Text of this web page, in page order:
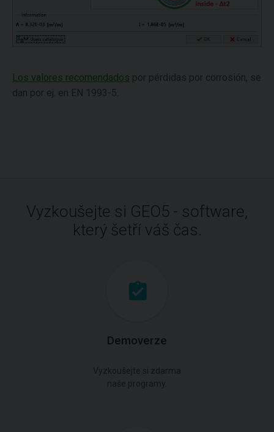
Los valores recomendados por pérdidas por corrosión, se
dan por ej. en EN 1993-5.
Vyzkoušejte si GEO5 - software,
který šetří váš čas.
Demoverze